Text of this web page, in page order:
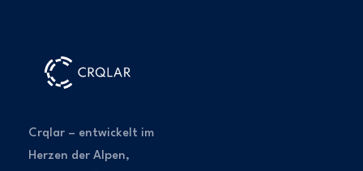
Crqlar – entwickelt im
Herzen der Alpen,